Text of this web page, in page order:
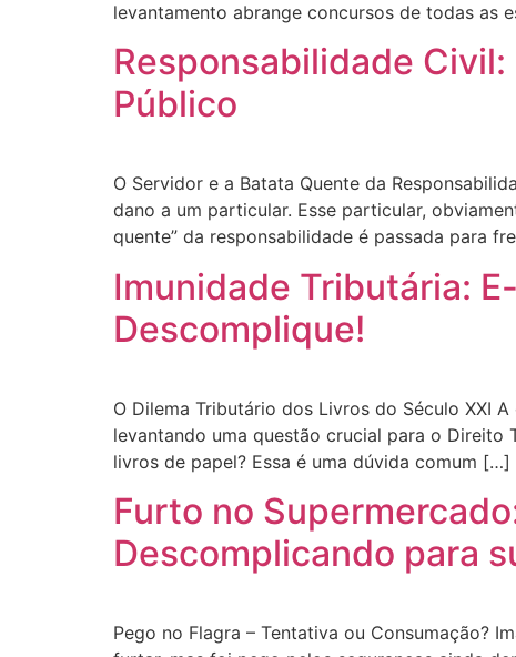
levantamento abrange concursos de todas as
Responsabilidade
Público
O Servidor e a Batata Quente da
dano a um particular. Esse particular,
quente” da responsabilidade é passada para
Imunidade Tributária:
Descomplique!
O Dilema Tributário dos Livros do Século XXI
levantando uma questão crucial para o
livros de papel? Essa é uma dúvida comum […]
Furto no
Descomplicando para
Pego no Flagra – Tentativa ou Consumação?